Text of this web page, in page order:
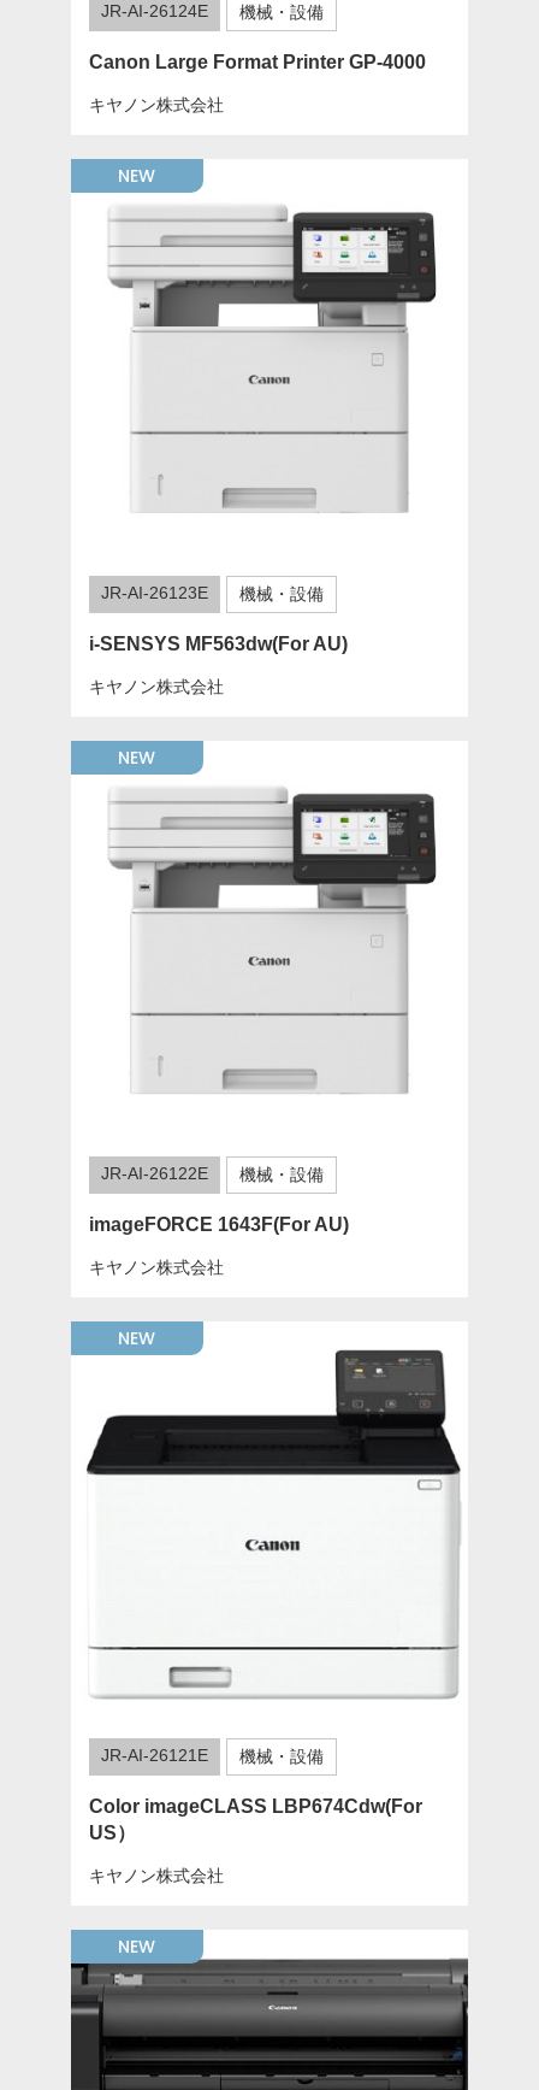
JR-AI-26124E 機械・設備
Canon Large Format Printer GP-4000
キヤノン株式会社
NEW
JR-AI-26123E 機械・設備
i-SENSYS MF563dw(For AU)
キヤノン株式会社
NEW
JR-AI-26122E 機械・設備
imageFORCE 1643F(For AU)
キヤノン株式会社
NEW
JR-AI-26121E 機械・設備
Color imageCLASS LBP674Cdw(For
US）
キヤノン株式会社
NEW